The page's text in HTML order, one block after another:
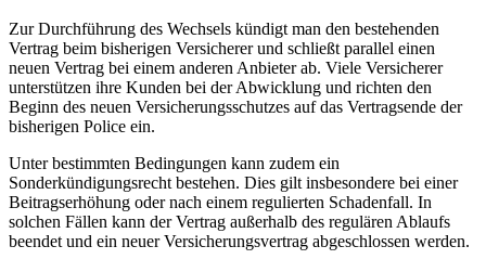
Zur Durchführung des Wechsels kündigt man den bestehenden
Vertrag beim bisherigen Versicherer und schließt parallel einen
neuen Vertrag bei einem anderen Anbieter ab. Viele Versicherer
unterstützen ihre Kunden bei der Abwicklung und richten den
Beginn des neuen Versicherungsschutzes auf das Vertragsende der
bisherigen Police ein.
Unter bestimmten Bedingungen kann zudem ein
Sonderkündigungsrecht bestehen. Dies gilt insbesondere bei einer
Beitragserhöhung oder nach einem regulierten Schadenfall. In
solchen Fällen kann der Vertrag außerhalb des regulären Ablaufs
beendet und ein neuer Versicherungsvertrag abgeschlossen werden.